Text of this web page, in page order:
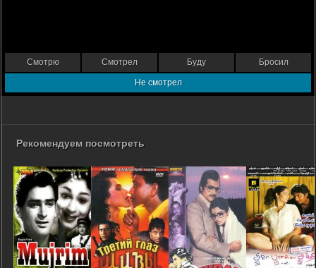
Смотрю Смотрел Буду Бросил
Не смотрел
Рекомендуем посмотреть